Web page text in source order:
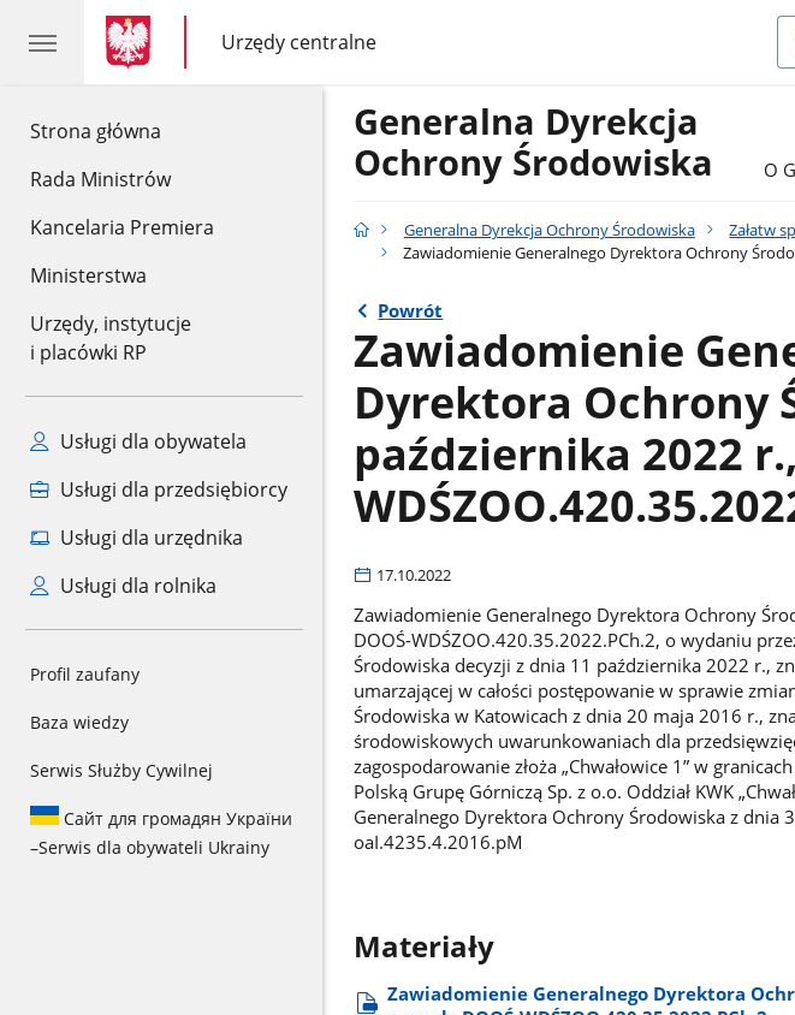
Strona główna
Rada Ministrów
Kancelaria Premiera
Ministerstwa
Urzędy, instytucje
i placówki RP
Usługi dla obywatela
Usługi dla przedsiębiorcy
Usługi dla urzędnika
Usługi dla rolnika
Profil zaufany
Baza wiedzy
Serwis Służby Cywilnej
Сайт для громадян України
–Serwis dla obywateli Ukrainy
gov.pl
gov.pl
Urzędy centralne
gov.pl
Urzędy
centralne
Generalna Dyrekcja
Ochrony Środowiska
O
Generalna Dyrekcja Ochrony Środowiska Załatw
Zawiadomienie Generalnego Dyrektora Ochrony
Powrót
Zawiadomienie
Dyrektora Ochrony
października 2022
17.10.2022
Zawiadomienie Generalnego Dyrektora Ochrony
DOOŚ-WDŚZOO.420.35.2022.PCh.2, o wydaniu
Środowiska decyzji z dnia 11 października 2022 r.,
umarzającej w całości postępowanie w sprawie
Środowiska w Katowicach z dnia 20 maja 2016 r.,
środowiskowych uwarunkowaniach dla
zagospodarowanie złoża „Chwałowice 1” w
Polską Grupę Górniczą Sp. z o.o. Oddział KWK
Generalnego Dyrektora Ochrony Środowiska z dnia
oaI.4235.4.2016.pM
Materiały
Zawiadomienie Generalnego Dyrektora